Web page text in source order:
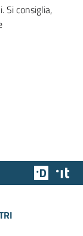
Si consiglia,
Team